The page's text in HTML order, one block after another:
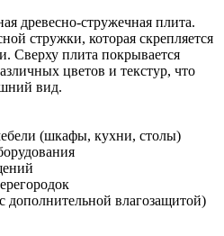
древесно-стружечная плита.
стружки, которая скрепляется
Сверху плита покрывается
цветов и текстур, что
вид.
(шкафы, кухни, столы)
дополнительной влагозащитой)